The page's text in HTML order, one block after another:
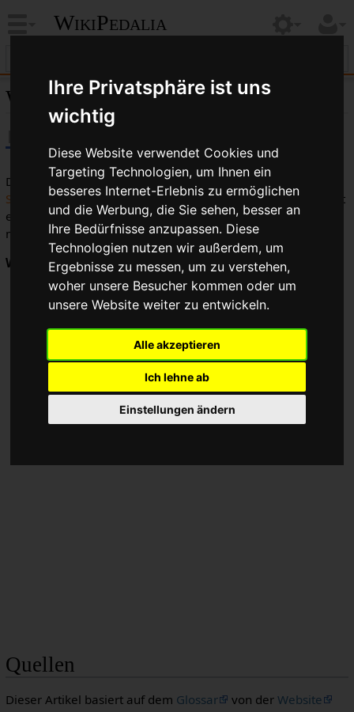
Ihre Privatsphäre ist uns
wichtig
Diese Website verwendet Cookies und
Targeting Technologien, um Ihnen ein
besseres Internet-Erlebnis zu ermöglichen
und die Werbung, die Sie sehen, besser an
Ihre Bedürfnisse anzupassen. Diese
Technologien nutzen wir außerdem, um
Ergebnisse zu messen, um zu verstehen,
woher unsere Besucher kommen oder um
unsere Website weiter zu entwickeln.
Alle akzeptieren
Ich lehne ab
Einstellungen ändern
WikiPedalia
Wulst
Der Wulstist ein Ring zumeist aus einem schweren
Stahldraht, der eine Kante einesReifensbildet. Manchmal ist
er aus
Kevlargeformt, um den Reifen leichter undfaltbar
machen.
Werbung:
Quellen
Dieser Artikel basiert auf dem Glossar von der Website